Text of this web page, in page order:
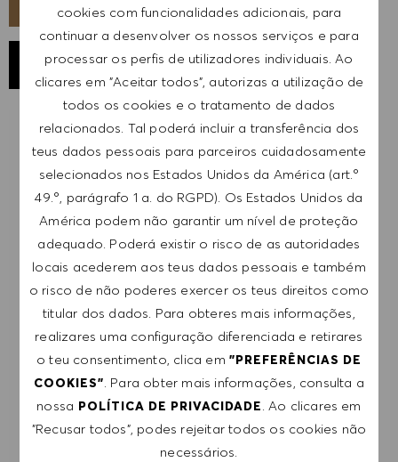
cookies com funcionalidades adicionais, para
continuar a desenvolver os nossos serviços e para
processar os perfis de utilizadores individuais. Ao
clicares em "Aceitar todos", autorizas a utilização de
todos os cookies e o tratamento de dados
relacionados. Tal poderá incluir a transferência dos
teus dados pessoais para parceiros cuidadosamente
selecionados nos Estados Unidos da América (art.º
49.º, parágrafo 1 a. do RGPD). Os Estados Unidos da
América podem não garantir um nível de proteção
adequado. Poderá existir o risco de as autoridades
locais acederem aos teus dados pessoais e também
o risco de não poderes exercer os teus direitos como
titular dos dados. Para obteres mais informações,
realizares uma configuração diferenciada e retirares
o teu consentimento, clica em "PREFERÊNCIAS DE
COOKIES". Para obter mais informações, consulta a
nossa POLÍTICA DE PRIVACIDADE. Ao clicares em
"Recusar todos", podes rejeitar todos os cookies não
necessários.
GUARDAR EMPREGO
RECEBER NOTIFICAÇÕES DE EMPREGOS
SEMELHANTES
Regista-te para receber alertas de emprego.
NOTA: Ao registar-me, consinto receber e-mails
com ofertas de emprego HUGO BOSS, convites
para eventos e outros assuntos de teor
profissional, com a possibilidade de cancelar a
subscrição a qualquer momento, por exemplo,
clicando na ligação apresentada em cada e-
mail. Aceito que os meus dados pessoais sejam
submetidos a tratamento de acordo com
aPOLÍTICA DE PRIVACIDADE.